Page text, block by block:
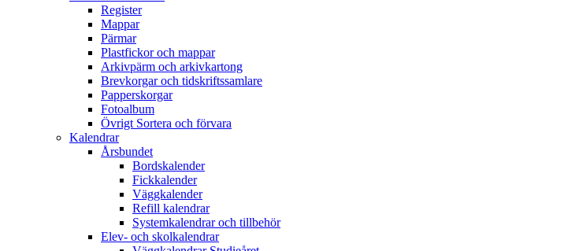
Register
Mappar
Pärmar
Plastfickor och mappar
Arkivpärm och arkivkartong
Brevkorgar och tidskriftssamlare
Papperskorgar
Fotoalbum
Övrigt Sortera och förvara
Kalendrar
Årsbundet
Bordskalender
Fickkalender
Väggkalender
Refill kalendrar
Systemkalendrar och tillbehör
Elev- och skolkalendrar